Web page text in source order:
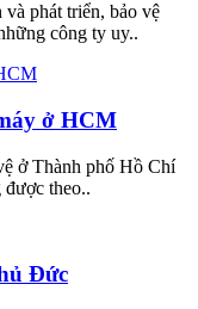
và phát triển, bảo vệ
công ty uy..
ở HCM
ở Thành phố Hồ Chí
theo..
Đức